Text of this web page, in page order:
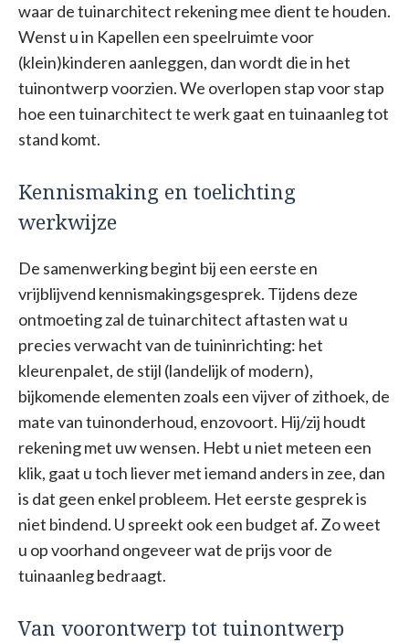
waar de tuinarchitect rekening mee dient te houden.
Wenst u in Kapellen een speelruimte voor
(klein)kinderen aanleggen, dan wordt die in het
tuinontwerp voorzien. We overlopen stap voor stap
hoe een tuinarchitect te werk gaat en tuinaanleg tot
stand komt.
Kennismaking en toelichting
werkwijze
De samenwerking begint bij een eerste en
vrijblijvend kennismakingsgesprek. Tijdens deze
ontmoeting zal de tuinarchitect aftasten wat u
precies verwacht van de tuininrichting: het
kleurenpalet, de stijl (landelijk of modern),
bijkomende elementen zoals een vijver of zithoek, de
mate van tuinonderhoud, enzovoort. Hij/zij houdt
rekening met uw wensen. Hebt u niet meteen een
klik, gaat u toch liever met iemand anders in zee, dan
is dat geen enkel probleem. Het eerste gesprek is
niet bindend. U spreekt ook een budget af. Zo weet
u op voorhand ongeveer wat de prijs voor de
tuinaanleg bedraagt.
Van voorontwerp tot tuinontwerp